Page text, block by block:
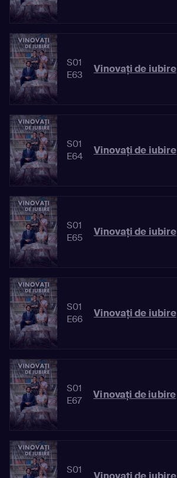
S01
E63
Vinovaţi de iubire
S01
E64
Vinovaţi de iubire
S01
E65
Vinovaţi de iubire
S01
E66
Vinovaţi de iubire
S01
E67
Vinovaţi de iubire
S01